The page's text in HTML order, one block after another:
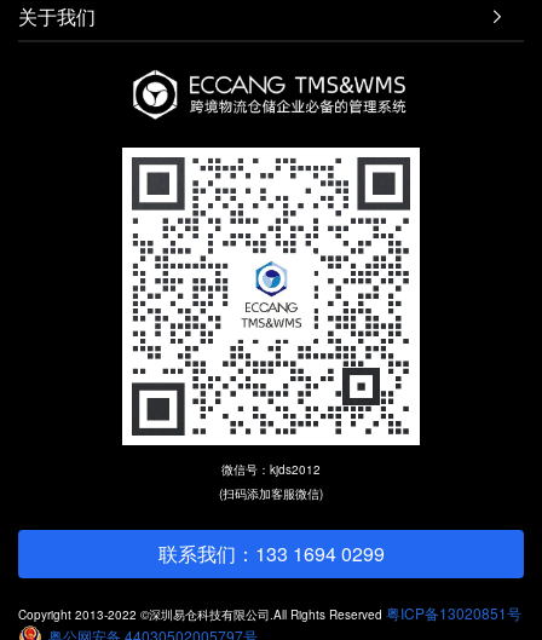
关于我们 
微信号：kjds2012
(扫码添加客服微信)
联系我们：133 1694 0299
Copyright 2013-2022 ©深圳易仓科技有限公司.All Rights Reserved 粤ICP备13020851号